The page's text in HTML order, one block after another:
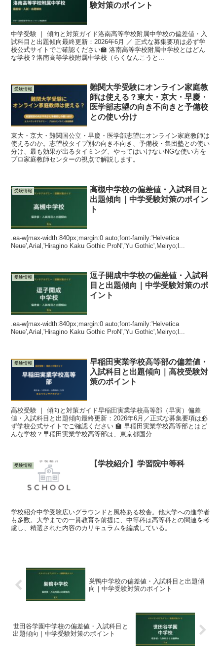
験対策のポイント
中学受験 ｜ 傾向と対策ガイド洛南高等学校附属中学校の偏差値・入
試科目と出題傾向最終更新：2026年6月 ／ 正式な募集要項は必ず学
校公式サイトでご確認ください🏫 洛南高等学校附属中学校とはどん
な学校？洛南高等学校附属中学校（らくなんこうと...
受験情報
難関大学受験にオンライン家庭教
師は使える？東大・京大・早慶・
医学部志望の向き不向きと予備校
との使い分け
東大・京大・難関国公立・早慶・医学部志望にオンライン家庭教師は
使えるのか。志望校タイプ別の向き不向き、予備校・集団塾との使い
分け、最も効果が出るタイミング、やってはいけないNGな使い方を
プロ家庭教師センターの視点で解説します。
受験情報
高槻中学校の偏差値・入試科目と
出題傾向｜中学受験対策のポイン
ト
.ea-w{max-width:840px;margin:0 auto;font-family:'Helvetica
Neue',Arial,'Hiragino Kaku Gothic ProN','Yu Gothic',Meiryo;l...
受験情報
逗子開成中学校の偏差値・入試科
目と出題傾向｜中学受験対策のポ
イント
.ea-w{max-width:840px;margin:0 auto;font-family:'Helvetica
Neue',Arial,'Hiragino Kaku Gothic ProN','Yu Gothic',Meiryo;l...
受験情報
早稲田実業学校高等部の偏差値・
入試科目と出題傾向｜高校受験対
策のポイント
高校受験 ｜ 傾向と対策ガイド早稲田実業学校高等部（早実）偏差
値・入試科目と出題傾向最終更新：2026年6月／正式な募集要項は必
ず学校公式サイトでご確認ください 🏫 早稲田実業学校高等部とはど
んな学校？早稲田実業学校高等部は、東京都国分...
受験情報 【学校紹介】学習院中等科
学校紹介中学受験広いグラウンドと風格ある校舎。他大学への進学者
も多数。大学までの一貫教育を前提に、中等科は高等科との関連を考
慮し、精選された内容のカリキュラムを編成している。
巣鴨中学校の偏差値・入試科目と出題傾
向｜中学受験対策のポイント
世田谷学園中学校の偏差値・入試科目と
出題傾向｜中学受験対策のポイント